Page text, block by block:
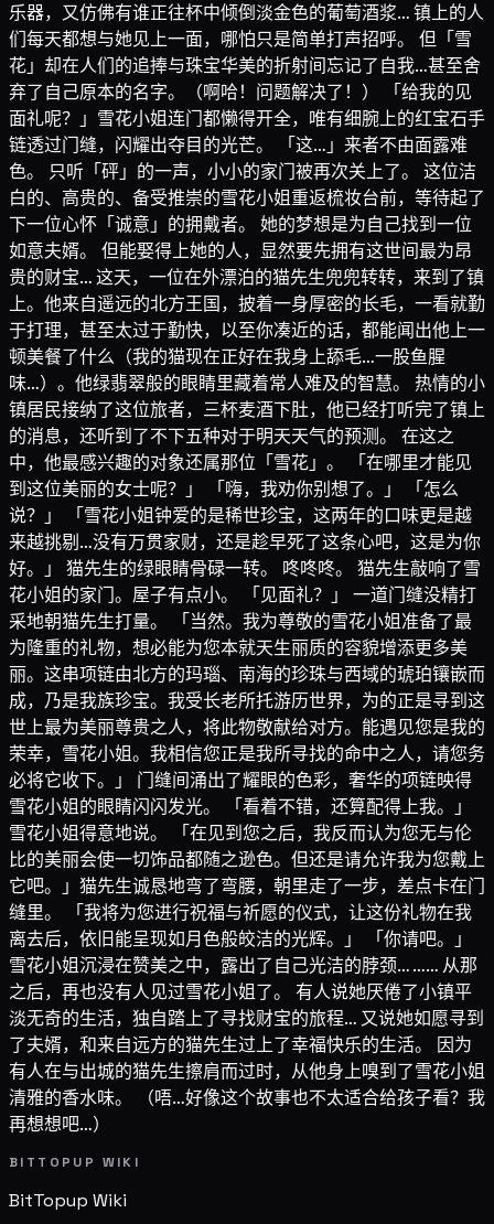
乐器，又仿佛有谁正往杯中倾倒淡金色的葡萄酒浆… 镇上的人
们每天都想与她见上一面，哪怕只是简单打声招呼。 但「雪
花」却在人们的追捧与珠宝华美的折射间忘记了自我…甚至舍
弃了自己原本的名字。（啊哈！问题解决了！） 「给我的见
面礼呢？」雪花小姐连门都懒得开全，唯有细腕上的红宝石手
链透过门缝，闪耀出夺目的光芒。 「这…」来者不由面露难
色。 只听「砰」的一声，小小的家门被再次关上了。 这位洁
白的、高贵的、备受推崇的雪花小姐重返梳妆台前，等待起了
下一位心怀「诚意」的拥戴者。 她的梦想是为自己找到一位
如意夫婿。 但能娶得上她的人，显然要先拥有这世间最为昂
贵的财宝… 这天，一位在外漂泊的猫先生兜兜转转，来到了镇
上。他来自遥远的北方王国，披着一身厚密的长毛，一看就勤
于打理，甚至太过于勤快，以至你凑近的话，都能闻出他上一
顿美餐了什么（我的猫现在正好在我身上舔毛…一股鱼腥
味…）。他绿翡翠般的眼睛里藏着常人难及的智慧。 热情的小
镇居民接纳了这位旅者，三杯麦酒下肚，他已经打听完了镇上
的消息，还听到了不下五种对于明天天气的预测。 在这之
中，他最感兴趣的对象还属那位「雪花」。 「在哪里才能见
到这位美丽的女士呢？」 「嗨，我劝你别想了。」 「怎么
说？」 「雪花小姐钟爱的是稀世珍宝，这两年的口味更是越
来越挑剔…没有万贯家财，还是趁早死了这条心吧，这是为你
好。」 猫先生的绿眼睛骨碌一转。 咚咚咚。 猫先生敲响了雪
花小姐的家门。屋子有点小。 「见面礼？」 一道门缝没精打
采地朝猫先生打量。 「当然。我为尊敬的雪花小姐准备了最
为隆重的礼物，想必能为您本就天生丽质的容貌增添更多美
丽。这串项链由北方的玛瑙、南海的珍珠与西域的琥珀镶嵌而
成，乃是我族珍宝。我受长老所托游历世界，为的正是寻到这
世上最为美丽尊贵之人，将此物敬献给对方。能遇见您是我的
荣幸，雪花小姐。我相信您正是我所寻找的命中之人，请您务
必将它收下。」 门缝间涌出了耀眼的色彩，奢华的项链映得
雪花小姐的眼睛闪闪发光。 「看着不错，还算配得上我。」
雪花小姐得意地说。 「在见到您之后，我反而认为您无与伦
比的美丽会使一切饰品都随之逊色。但还是请允许我为您戴上
它吧。」猫先生诚恳地弯了弯腰，朝里走了一步，差点卡在门
缝里。 「我将为您进行祝福与祈愿的仪式，让这份礼物在我
离去后，依旧能呈现如月色般皎洁的光辉。」 「你请吧。」
雪花小姐沉浸在赞美之中，露出了自己光洁的脖颈… …… 从那
之后，再也没有人见过雪花小姐了。 有人说她厌倦了小镇平
淡无奇的生活，独自踏上了寻找财宝的旅程… 又说她如愿寻到
了夫婿，和来自远方的猫先生过上了幸福快乐的生活。 因为
有人在与出城的猫先生擦肩而过时，从他身上嗅到了雪花小姐
清雅的香水味。 （唔…好像这个故事也不太适合给孩子看？我
再想想吧…）
BITTOPUP WIKI
BitTopup Wiki